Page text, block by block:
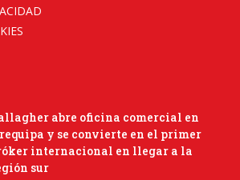
abre oficina comercial en
y se convierte en el primer
internacional en llegar a la
sur